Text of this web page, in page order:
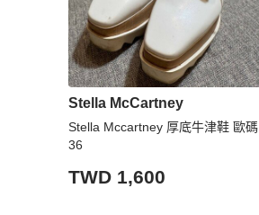
Stella McCartney
Stella Mccartney 厚底牛津鞋 歐碼
36
TWD 1,600